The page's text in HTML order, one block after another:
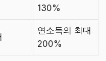
130%
연소득의 최대
200%